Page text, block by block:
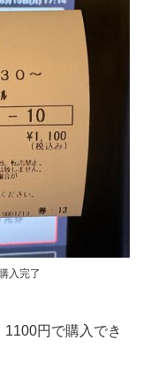
入完了
1100円で購入でき